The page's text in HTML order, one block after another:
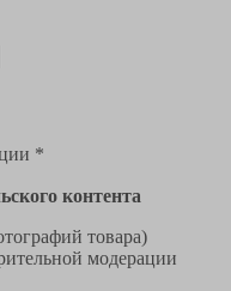
*
контента
товара)
модерации